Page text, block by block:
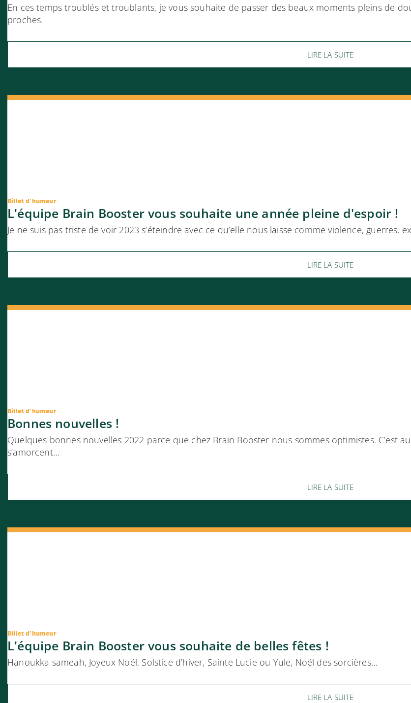
En ces temps troublés et troublants, je vous souhaite de passer des beaux moments pleins de
proches.
LIRE LA SUITE
Billet d'humeur
L'équipe Brain Booster vous souhaite une année pleine d'espoir !
Je ne suis pas triste de voir 2023 s’éteindre avec ce qu’elle nous laisse comme violence,
LIRE LA SUITE
Billet d'humeur
Bonnes nouvelles !
Quelques bonnes nouvelles 2022 parce que chez Brain Booster nous sommes optimistes. C’est
s’amorcent…
LIRE LA SUITE
Billet d'humeur
L'équipe Brain Booster vous souhaite de belles fêtes !
Hanoukka sameah, Joyeux Noël, Solstice d’hiver, Sainte Lucie ou Yule, Noël des sorcières…
LIRE LA SUITE